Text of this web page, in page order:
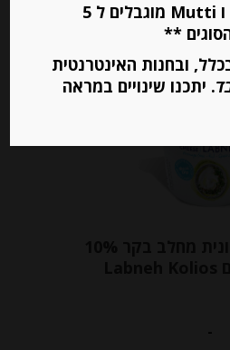
-
** מוצרי De cecco ו Mutti מוגבלים ל 5
**
ובחנות האינטרנטית
. יתכנו שינויים במראה